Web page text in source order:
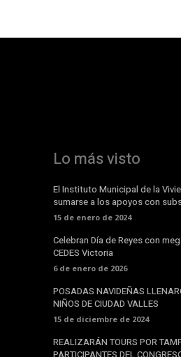
Lo más visto
El Instituto Municipal de la
sumarse a los apoyos con
15 de enero de 2024
Celebran Día de Reyes con
CEDES Victoria
6 de enero de 2026
POSADAS NAVIDEÑAS
NIÑOS DE CIUDAD VALLES
15 de diciembre de 2024
REALIZARÁN TOURS POR
PARTICIPANTES DEL